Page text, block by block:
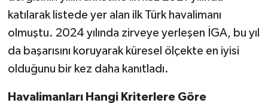
katılarak listede yer alan ilk Türk havalimanı
olmuştu. 2024 yılında zirveye yerleşen İGA, bu yıl
da başarısını koruyarak küresel ölçekte en iyisi
olduğunu bir kez daha kanıtladı.
Havalimanları Hangi Kriterlere Göre